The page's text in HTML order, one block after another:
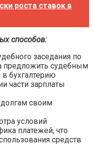
роста ставок в
способов:
заседания по
предложить судебным
в бухгалтерию
части зарплаты
долгам своим
условий
платежей, что
средств